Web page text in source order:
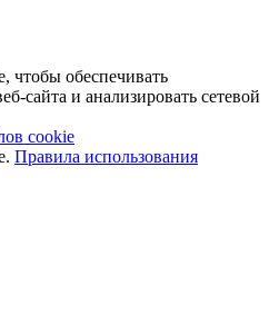
чтобы обеспечивать
сайта и анализировать сетевой
cookie
Правила использования